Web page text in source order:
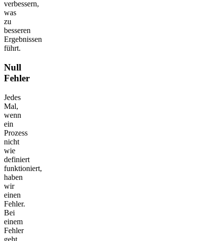
verbessern,
was
zu
besseren
Ergebnissen
führt.
Null
Fehler
Jedes
Mal,
wenn
ein
Prozess
nicht
wie
definiert
funktioniert,
haben
wir
einen
Fehler.
Bei
einem
Fehler
geht